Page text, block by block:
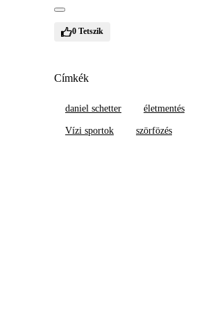
0 Tetszik
Címkék
daniel schetter életmentés
Vízi sportok szörfözés